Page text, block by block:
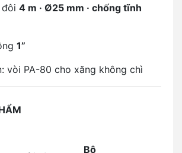
đôi 4 m · Ø25 mm · chống tĩnh
1”
vòi PA-80 cho xăng không chì
Bộ